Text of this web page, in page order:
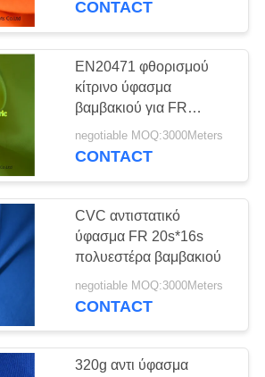
CONTACT
EN20471 φθορισμού
κίτρινο ύφασμα
βαμβακιού για FR
Workwear
negotiable MOQ:3000Meters
CONTACT
CVC αντιστατικό
ύφασμα FR 20s*16s
πολυεστέρα βαμβακιού
negotiable MOQ:3000Meters
CONTACT
320g αντι ύφασμα